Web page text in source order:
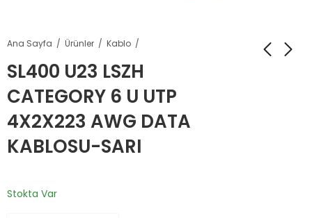
Ana Sayfa Ürünler Kablo
SL400 U23 LSZH
CATEGORY 6 U UTP
4X2X223 AWG DATA
KABLOSU-SARI
Stokta Var